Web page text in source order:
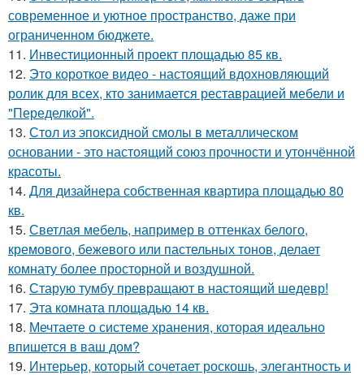
современное и уютное пространство, даже при
ограниченном бюджете.
11. Инвестиционный проект площадью 85 кв.
12. Это короткое видео - настоящий вдохновляющий
ролик для всех, кто занимается реставрацией мебели и
"Переделкой".
13. Стол из эпоксидной смолы в металлическом
основании - это настоящий союз прочности и утончённой
красоты.
14. Для дизайнера собственная квартира площадью 80
кв.
15. Светлая мебель, например в оттенках белого,
кремового, бежевого или пастельных тонов, делает
комнату более просторной и воздушной.
16. Старую тумбу превращают в настоящий шедевр!
17. Эта комната площадью 14 кв.
18. Мечтаете о системе хранения, которая идеально
впишется в ваш дом?
19. Интерьер, который сочетает роскошь, элегантность и